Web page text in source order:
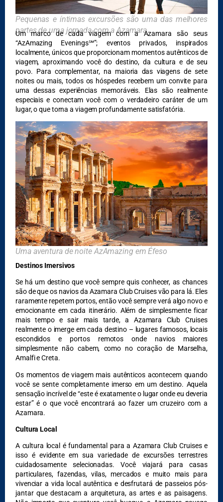
Pequenas e íntimas excursões são uma das melhores
partes de uma jornada com a Azamara
Um marco de cada viagem com a Azamara são seus
“AzAmazing Evenings℠”; eventos privados, inspirados
localmente, únicos que proporcionam momentos autênticos de
viagem, aproximando você do destino, da cultura e de seu
povo. Para complementar, na maioria das viagens de sete
noites ou mais, todos os hóspedes recebem um convite para
uma dessas experiências memoráveis. Elas são realmente
especiais e conectam você com o verdadeiro caráter de um
lugar, o que torna a viagem profundamente satisfatória.
Uma aventura de noite AzAmazing em Éfeso
Destinos Imersivos
Se há um destino que você sempre quis conhecer, as chances
são de que os navios da Azamara Club Cruises vão para lá. Eles
raramente repetem portos, então você sempre verá algo novo e
emocionante em cada itinerário. Além de simplesmente ficar
mais tempo e sair mais tarde, a Azamara Club Cruises
realmente o imerge em cada destino – lugares famosos, locais
escondidos e portos remotos onde navios maiores
simplesmente não cabem, como no coração de Marselha,
Amalfi e Creta.
Os momentos de viagem mais autênticos acontecem quando
você se sente completamente imerso em um destino. Aquela
sensação incrível de “este é exatamente o lugar onde eu deveria
estar” é o que você encontrará ao fazer um cruzeiro com a
Azamara.
Cultura Local
A cultura local é fundamental para a Azamara Club Cruises e
isso é evidente em sua variedade de excursões terrestres
cuidadosamente selecionadas. Você viajará para casas
particulares, fazendas, vilas, mercados e muito mais para
vivenciar a vida local autêntica e desfrutará de passeios pós-
jantar que destacam a arquitetura, as artes e as paisagens.
DESTAQUES
DESTAQUES